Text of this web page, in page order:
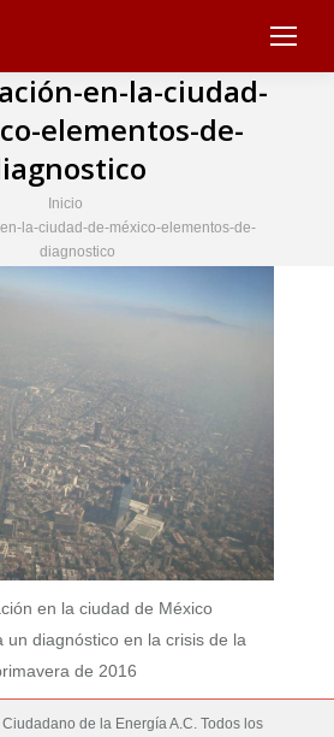
en-la-ciudad-
elementos-de-
Inicio
la-ciudad-de-méxico-elementos-de-
diagnostico
en la ciudad de México
un diagnóstico en la crisis de la
de 2016
de la Energía A.C. Todos los